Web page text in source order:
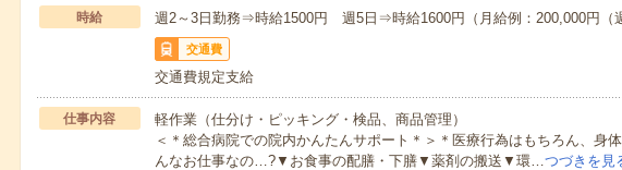
時給 週2～3日勤務⇒時給1500円 週5日⇒時給1600円（月給例：200,000円（週
交通費
交通費規定支給
仕事内容
軽作業（仕分け・ピッキング・検品、商品管理）
＜＊総合病院での院内かんたんサポート＊＞＊医療行為はもちろん、身
んなお仕事なの…?▼お食事の配膳・下膳▼薬剤の搬送▼環…つづきを見